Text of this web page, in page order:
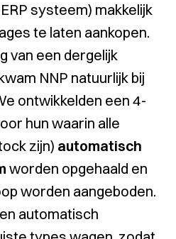
systeem) makkelijk
te laten aankopen.
van een dergelijk
NNP natuurlijk bij
ontwikkelden een 4-
hun waarin alle
zijn) automatisch
worden opgehaald en
worden aangeboden.
automatisch